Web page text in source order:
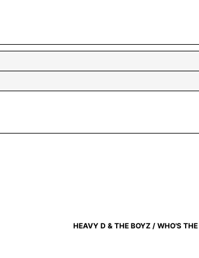
HEAVY D & THE BOYZ / WHO'S